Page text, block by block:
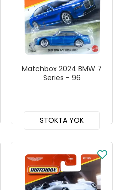
Matchbox 2024 BMW 7
Series - 96
STOKTA YOK